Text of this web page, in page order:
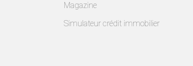
Magazine
Simulateur crédit immobilier